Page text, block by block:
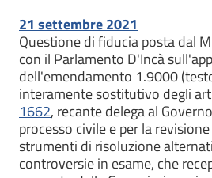
21 settembre 2021
Questione di fiducia posta dal
con il Parlamento D'Incà
dell'emendamento 1.9000
interamente sostitutivo degli
1662, recante delega al
processo civile e per la
strumenti di risoluzione
controversie in esame, che